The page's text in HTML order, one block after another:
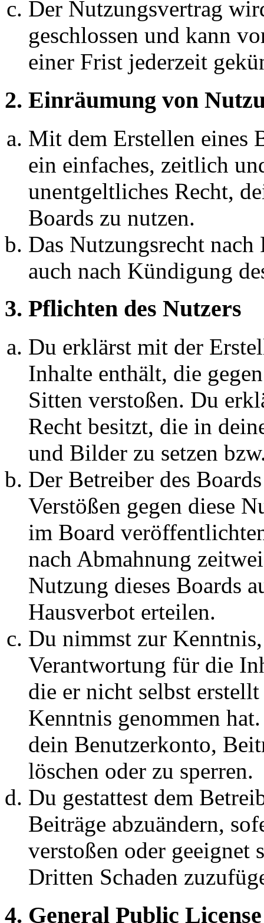
Der Nutzungsvertrag
geschlossen und kann
einer Frist jederzeit
2. Einräumung von
Mit dem Erstellen eines
ein einfaches, zeitlich
unentgeltliches Recht,
Boards zu nutzen.
Das Nutzungsrecht
auch nach Kündigung
3. Pflichten des Nutzers
Du erklärst mit der
Inhalte enthält, die
Sitten verstoßen. Du
Recht besitzt, die in
und Bilder zu setzen
Der Betreiber des
Verstößen gegen diese
im Board
nach Abmahnung
Nutzung dieses Boards
Hausverbot erteilen.
Du nimmst zur
Verantwortung für die
die er nicht selbst
Kenntnis genommen
dein Benutzerkonto,
löschen oder zu sperren.
Du gestattest dem
Beiträge abzuändern,
verstoßen oder geeignet
Dritten Schaden
4. General Public License